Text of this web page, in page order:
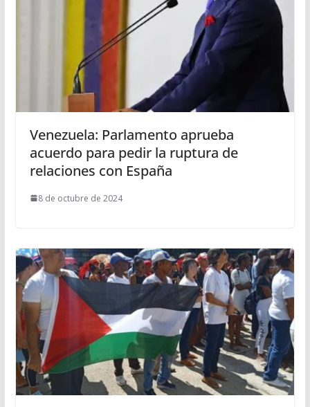
Venezuela: Parlamento aprueba
acuerdo para pedir la ruptura de
relaciones con España
8 de octubre de 2024